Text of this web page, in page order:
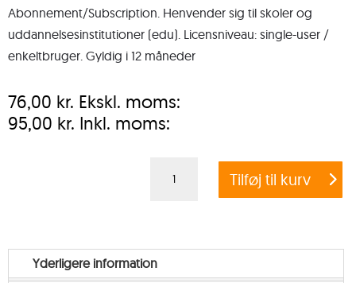
Abonnement/Subscription. Henvender sig til skoler og
uddannelsesinstitutioner (edu). Licensniveau: single-user /
enkeltbruger. Gyldig i 12 måneder
76,00 kr. Ekskl. moms:
95,00 kr. Inkl. moms:
EXCHANGE
MAIL
Tilføj til kurv
Yderligere information